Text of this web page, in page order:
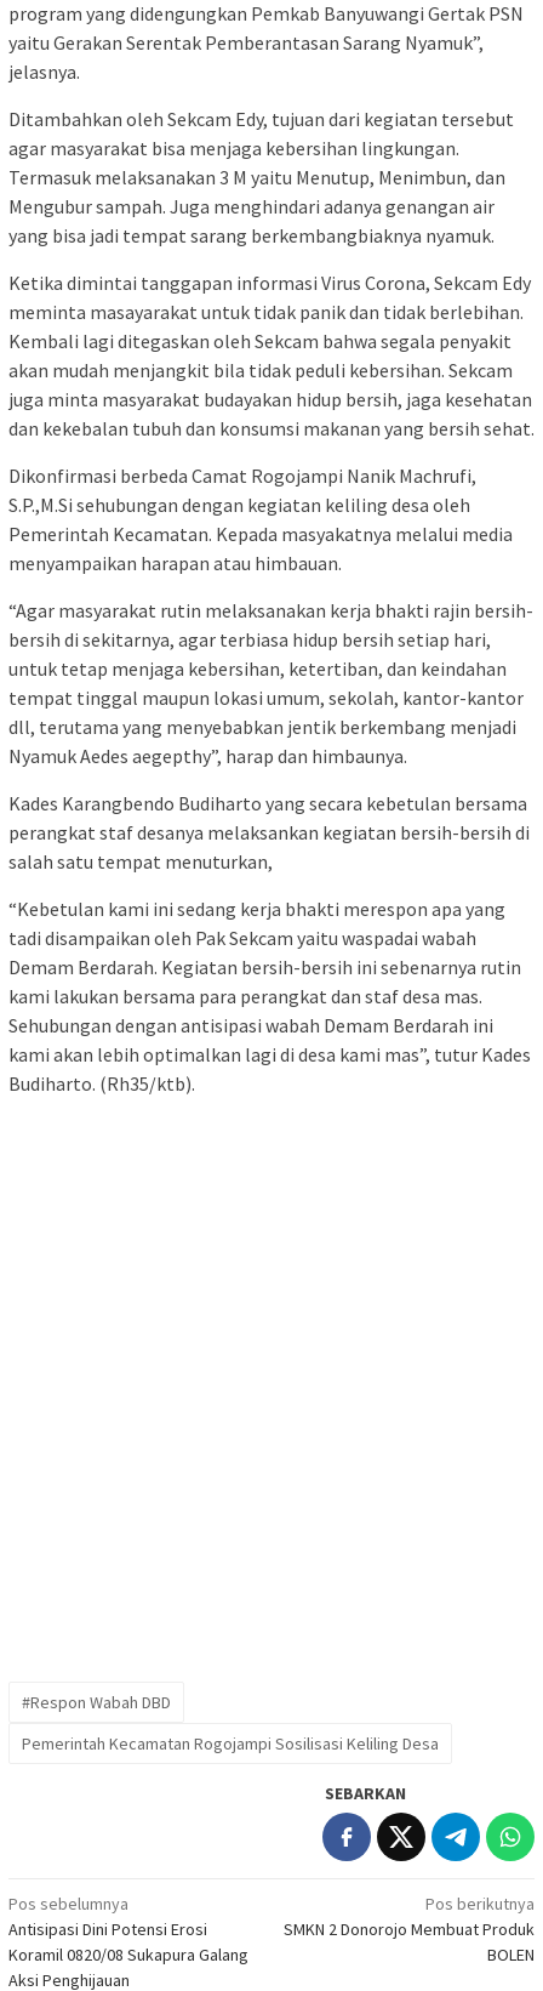
program yang didengungkan Pemkab Banyuwangi Gertak PSN
yaitu Gerakan Serentak Pemberantasan Sarang Nyamuk”,
jelasnya.
Ditambahkan oleh Sekcam Edy, tujuan dari kegiatan tersebut
agar masyarakat bisa menjaga kebersihan lingkungan.
Termasuk melaksanakan 3 M yaitu Menutup, Menimbun, dan
Mengubur sampah. Juga menghindari adanya genangan air
yang bisa jadi tempat sarang berkembangbiaknya nyamuk.
Ketika dimintai tanggapan informasi Virus Corona, Sekcam Edy
meminta masayarakat untuk tidak panik dan tidak berlebihan.
Kembali lagi ditegaskan oleh Sekcam bahwa segala penyakit
akan mudah menjangkit bila tidak peduli kebersihan. Sekcam
juga minta masyarakat budayakan hidup bersih, jaga kesehatan
dan kekebalan tubuh dan konsumsi makanan yang bersih sehat.
Dikonfirmasi berbeda Camat Rogojampi Nanik Machrufi,
S.P.,M.Si sehubungan dengan kegiatan keliling desa oleh
Pemerintah Kecamatan. Kepada masyakatnya melalui media
menyampaikan harapan atau himbauan.
“Agar masyarakat rutin melaksanakan kerja bhakti rajin bersih-
bersih di sekitarnya, agar terbiasa hidup bersih setiap hari,
untuk tetap menjaga kebersihan, ketertiban, dan keindahan
tempat tinggal maupun lokasi umum, sekolah, kantor-kantor
dll, terutama yang menyebabkan jentik berkembang menjadi
Nyamuk Aedes aegepthy”, harap dan himbaunya.
Kades Karangbendo Budiharto yang secara kebetulan bersama
perangkat staf desanya melaksankan kegiatan bersih-bersih di
salah satu tempat menuturkan,
“Kebetulan kami ini sedang kerja bhakti merespon apa yang
tadi disampaikan oleh Pak Sekcam yaitu waspadai wabah
Demam Berdarah. Kegiatan bersih-bersih ini sebenarnya rutin
kami lakukan bersama para perangkat dan staf desa mas.
Sehubungan dengan antisipasi wabah Demam Berdarah ini
kami akan lebih optimalkan lagi di desa kami mas”, tutur Kades
Budiharto. (Rh35/ktb).
#Respon Wabah DBD
Pemerintah Kecamatan Rogojampi Sosilisasi Keliling Desa
SEBARKAN
Navigasi
pos
Pos sebelumnya
Antisipasi Dini Potensi Erosi
Koramil 0820/08 Sukapura Galang
Aksi Penghijauan
Pos berikutnya
SMKN 2 Donorojo Membuat Produk
BOLEN